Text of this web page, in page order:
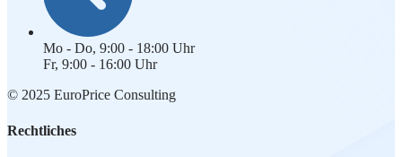
Mo - Do, 9:00 - 18:00 Uhr
Fr, 9:00 - 16:00 Uhr
© 2025 EuroPrice Consulting
Rechtliches